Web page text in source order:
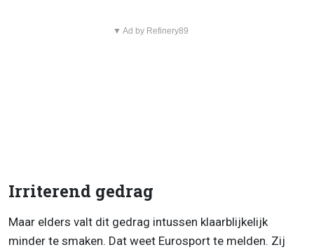
▼ Ad by Refinery89
Irriterend gedrag
Maar elders valt dit gedrag intussen klaarblijkelijk
minder te smaken. Dat weet Eurosport te melden. Zij